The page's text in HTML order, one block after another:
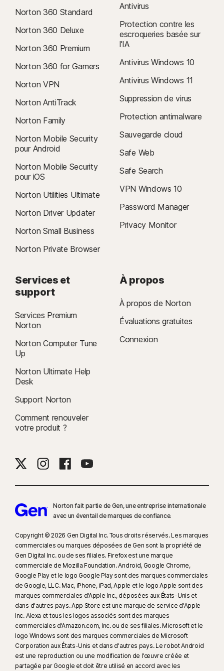
Norton 360 Standard
Norton 360 Deluxe
Norton 360 Premium
Norton 360 for Gamers
Norton VPN
Norton AntiTrack
Norton Family
Norton Mobile Security
pour Android
Norton Mobile Security
pour iOS
Norton Utilities Ultimate
Norton Driver Updater
Norton Small Business
Norton Private Browser
Antivirus
Protection contre les
escroqueries basée sur
l'IA
Antivirus Windows 10
Antivirus Windows 11
Suppression de virus
Protection antimalware
Sauvegarde cloud
Safe Web
Safe Search
VPN Windows 10
Password Manager
Privacy Monitor
Services et
support
Services Premium
Norton
Norton Computer Tune
Up
Norton Ultimate Help
Desk
Support Norton
Comment renouveler
votre produit ?
À propos
À propos de Norton
Évaluations gratuites
Connexion
Norton fait partie de Gen, une entreprise internationale
avec un éventail de marques de confiance.​
Copyright © 2026 Gen Digital Inc. Tous droits réservés. Les marques
commerciales ou marques déposées de Gen sont la propriété de
Gen Digital Inc. ou de ses filiales. Firefox est une marque
commerciale de Mozilla Foundation. Android, Google Chrome,
Google Play et le logo Google Play sont des marques commerciales
de Google, LLC. Mac, iPhone, iPad, Apple et le logo Apple sont des
marques commerciales d'Apple Inc., déposées aux États-Unis et
dans d'autres pays. App Store est une marque de service d'Apple
Inc. Alexa et tous les logos associés sont des marques
commerciales d'Amazon.com, Inc. ou de ses filiales. Microsoft et le
logo Windows sont des marques commerciales de Microsoft
Corporation aux États-Unis et dans d'autres pays. Le robot Android
est une reproduction ou une modification de l'œuvre créée et
partagée par Google et doit être utilisé en accord avec les